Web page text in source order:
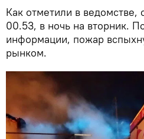
Как отметили в
00.53, в ночь на вторник.
информации, пожар
рынком.